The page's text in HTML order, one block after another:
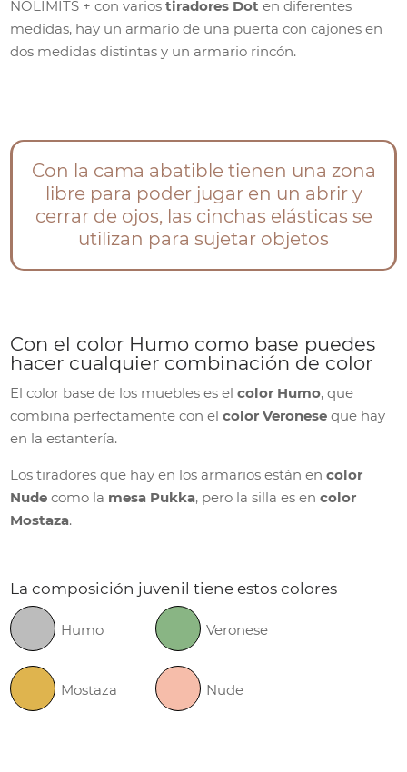
NOLIMITS + con variostiradores Dot en diferentes
medidas, hay un armario de una puerta con cajones en
dos medidas distintas y un armario rincón.
Con la cama abatible tienen una zona
libre para poder jugar en un abrir y
cerrar de ojos, las cinchas elásticas se
utilizan para sujetar objetos
Con el color Humo como base puedes
hacer cualquier combinación de color
El color base de los muebles es elcolor Humo, que
combina perfectamente con elcolor Veronese que hay
en la estantería.
Los tiradores que hay en los armarios están encolor
Nude como la mesa Pukka, pero la silla es encolor
Mostaza.
La composición juvenil tiene estos colores
Humo Veronese
Mostaza Nude